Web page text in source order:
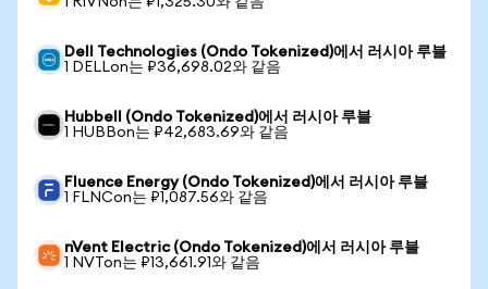
Dell Technologies (Ondo Tokenized)에서 러시아 루블
1 DELLon는 ₽36,698.02와 같음
Hubbell (Ondo Tokenized)에서 러시아 루블
1 HUBBon는 ₽42,683.69와 같음
Fluence Energy (Ondo Tokenized)에서 러시아 루블
1 FLNCon는 ₽1,087.56와 같음
nVent Electric (Ondo Tokenized)에서 러시아 루블
1 NVTon는 ₽13,661.91와 같음